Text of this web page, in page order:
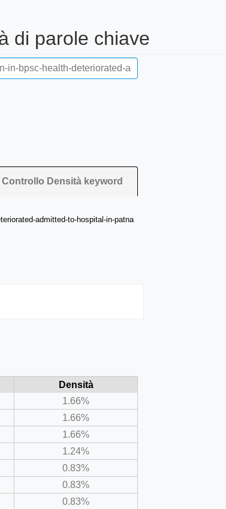
di parole chiave
Controllo Densità keyword
admitted-to-hospital-in-patna
Densità
1.66%
1.66%
1.66%
1.24%
0.83%
0.83%
0.83%